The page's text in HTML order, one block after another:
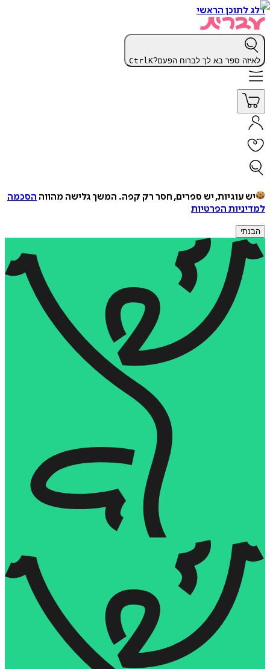
דלג לתוכן הראשי
לאיזה ספר בא לך לברוח הפעם? CtrlK
יש עוגיות, יש ספרים, חסר רק קפה. המשך גלישה מהווה הסכמה
למדיניות הפרטיות
הבנתי